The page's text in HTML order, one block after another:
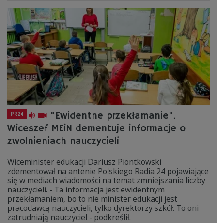
PR24
"Ewidentne przekłamanie".
Wiceszef MEiN dementuje informacje o
zwolnieniach nauczycieli
Wiceminister edukacji Dariusz Piontkowski
zdementował na antenie Polskiego Radia 24 pojawiające
się w mediach wiadomości na temat zmniejszania liczby
nauczycieli. - Ta informacja jest ewidentnym
przekłamaniem, bo to nie minister edukacji jest
pracodawcą nauczycieli, tylko dyrektorzy szkół. To oni
zatrudniają nauczyciel - podkreślił.